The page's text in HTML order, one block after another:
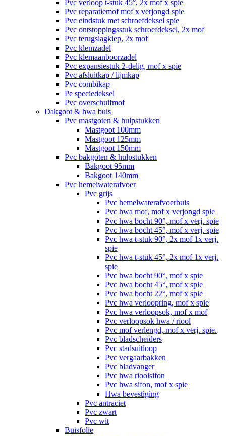
Pvc verloop t-stuk 45°, 2x mof x spie
Pvc reparatiemof mof x verjongd spie
Pvc eindstuk met schroefdeksel spie
Pvc ontstoppingsstuk schroefdeksel, 2x mof
Pvc terugslagklep, 2x mof
Pvc klemzadel
Pvc klemaanboorzadel
Pvc expansiestuk 2-delig, mof x spie
Pvc afsluitkap / lijmkap
Pvc combikap
Pe speciedeksel
Pvc overschuifmof
Dakgoot & hwa buis
Pvc mastgoten & hulpstukken
Mastgoot 100mm
Mastgoot 125mm
Mastgoot 150mm
Pvc bakgoten & hulpstukken
Bakgoot 95mm
Bakgoot 140mm
Pvc hemelwaterafvoer
Pvc grijs
Pvc hemelwaterafvoerbuis
Pvc hwa mof, mof x verjongd spie
Pvc hwa bocht 90°, mof x verj. spie
Pvc hwa bocht 45°, mof x verj. spie
Pvc hwa t-stuk 90°, 2x mof 1x verj.
spie
Pvc hwa t-stuk 45°, 2x mof 1x verj.
spie
Pvc hwa bocht 90°, mof x spie
Pvc hwa bocht 45°, mof x spie
Pvc hwa bocht 22°, mof x spie
Pvc hwa verloopring, mof x spie
Pvc hwa verloopsok, mof x mof
Pvc verloopsok hwa / riool
Pvc mof verlengd, mof x verj. spie.
Pvc bladscheiders
Pvc stadsuitloop
Pvc vergaarbakken
Pvc bladvanger
Pvc hwa rioolsifon
Pvc hwa sifon, mof x spie
Hwa bevestiging
Pvc antraciet
Pvc zwart
Pvc wit
Buisfolie